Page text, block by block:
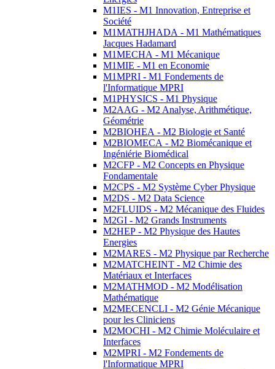
M1IES - M1 Innovation, Entreprise et
Société
M1MATHJHADA - M1 Mathématiques
Jacques Hadamard
M1MECHA - M1 Mécanique
M1MIE - M1 en Economie
M1MPRI - M1 Fondements de
l'Informatique MPRI
M1PHYSICS - M1 Physique
M2AAG - M2 Analyse, Arithmétique,
Géométrie
M2BIOHEA - M2 Biologie et Santé
M2BIOMECA - M2 Biomécanique et
Ingéniérie Biomédical
M2CFP - M2 Concepts en Physique
Fondamentale
M2CPS - M2 Système Cyber Physique
M2DS - M2 Data Science
M2FLUIDS - M2 Mécanique des Fluides
M2GI - M2 Grands Instruments
M2HEP - M2 Physique des Hautes
Energies
M2MARES - M2 Physique par Recherche
M2MATCHEINT - M2 Chimie des
Matériaux et Interfaces
M2MATHMOD - M2 Modélisation
Mathématique
M2MECENCLI - M2 Génie Mécanique
pour les Cliniciens
M2MOCHI - M2 Chimie Moléculaire et
Interfaces
M2MPRI - M2 Fondements de
l'Informatique MPRI